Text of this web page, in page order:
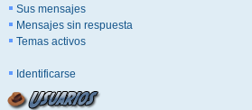
Sus mensajes
Mensajes sin respuesta
Temas activos
Identificarse